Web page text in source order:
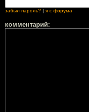
забыл пароль? | я с форума
комментарий: